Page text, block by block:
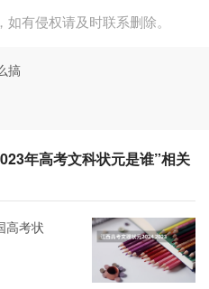
有侵权请及时联系删除。
搞
年高考文科状元是谁”相关
高考状